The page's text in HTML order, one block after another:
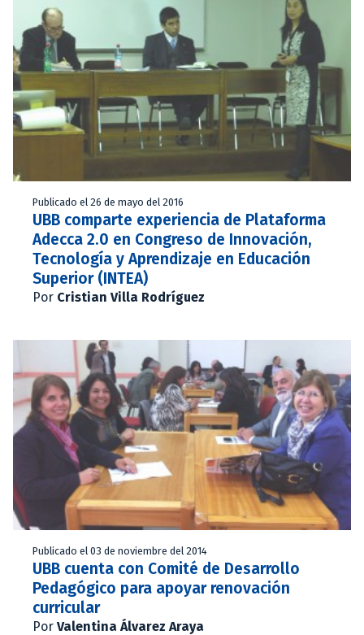
Publicado el 26 de mayo del 2016
UBB comparte experiencia de Plataforma
Adecca 2.0 en Congreso de Innovación,
Tecnología y Aprendizaje en Educación
Superior (INTEA)
Por Cristian Villa Rodríguez
Publicado el 03 de noviembre del 2014
UBB cuenta con Comité de Desarrollo
Pedagógico para apoyar renovación
curricular
Por Valentina Álvarez Araya